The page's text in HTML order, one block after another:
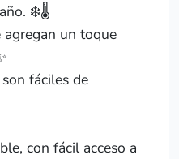
❄️🌡️
agregan un toque
fáciles de
con fácil acceso a